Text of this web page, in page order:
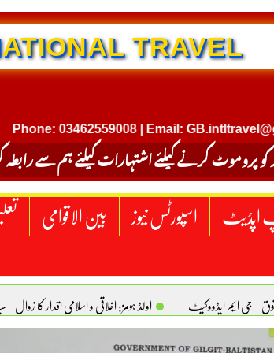
TRAVEL
03462559008 | Email:
کو پروموٹ کرنے کیلئے اشتہارات کیلئے ہم سے
اپڈیٹ اسپورٹس نیوز بین الاقوامی
. جی ایم ایڈووکیٹ اولڈ ہومز: اخلاقی و اسلامی اقدار کا
امریکا